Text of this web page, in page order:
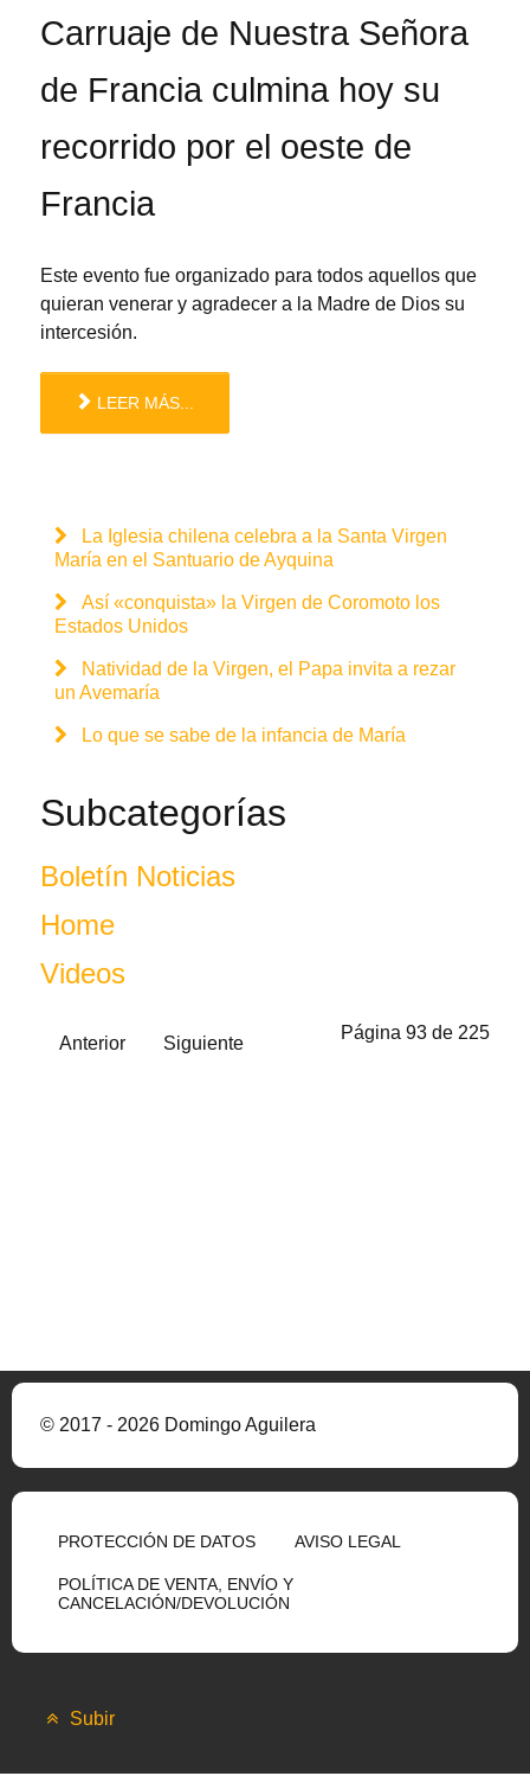
Carruaje de Nuestra Señora
de Francia culmina hoy su
recorrido por el oeste de
Francia
Este evento fue organizado para todos aquellos que
quieran venerar y agradecer a la Madre de Dios su
intercesión.
LEER MÁS...
La Iglesia chilena celebra a la Santa Virgen
María en el Santuario de Ayquina
Así «conquista» la Virgen de Coromoto los
Estados Unidos
Natividad de la Virgen, el Papa invita a rezar
un Avemaría
Lo que se sabe de la infancia de María
Subcategorías
Boletín Noticias
Home
Videos
Página 93 de 225
Anterior Siguiente
© 2017 - 2026 Domingo Aguilera
PROTECCIÓN DE DATOS AVISO LEGAL
POLÍTICA DE VENTA, ENVÍO Y
CANCELACIÓN/DEVOLUCIÓN
Subir